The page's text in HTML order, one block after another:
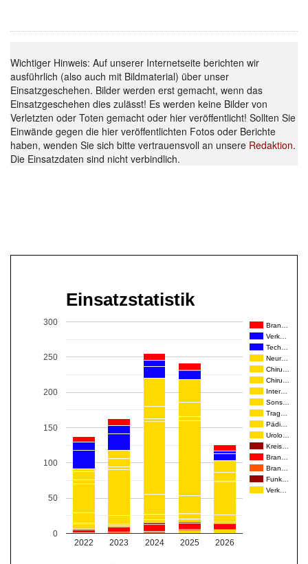
Wichtiger Hinweis: Auf unserer Internetseite berichten wir
ausführlich (also auch mit Bildmaterial) über unser
Einsatzgeschehen. Bilder werden erst gemacht, wenn das
Einsatzgeschehen dies zulässt! Es werden keine Bilder von
Verletzten oder Toten gemacht oder hier veröffentlicht! Sollten Sie
Einwände gegen die hier veröffentlichten Fotos oder Berichte
haben, wenden Sie sich bitte vertrauensvoll an unsere Redaktion.
Die Einsatzdaten sind nicht verbindlich.
Einsatzstatistik
Bran…
Verk…
Tech…
Neur…
Chiru…
Chiru…
Inter…
Sons…
Trag…
Pädi…
Urolo…
Kreis…
Bran…
Bran…
Funk…
Verk…
2022 2023 2024 2025 2026
0
50
100
150
200
250
300